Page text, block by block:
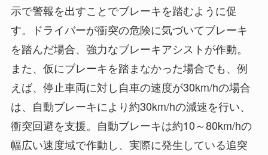
示で警報を出すことでブレーキを踏むように促
す。ドライバーが衝突の危険に気づいてブレーキ
を踏んだ場合、強力なブレーキアシストが作動。
また、仮にブレーキを踏まなかった場合でも、例
えば、停止車両に対し自車の速度が30km/hの場合
は、自動ブレーキにより約30km/hの減速を行い、
衝突回避を支援。自動ブレーキは約10～80km/hの
幅広い速度域で作動し、実際に発生している追突